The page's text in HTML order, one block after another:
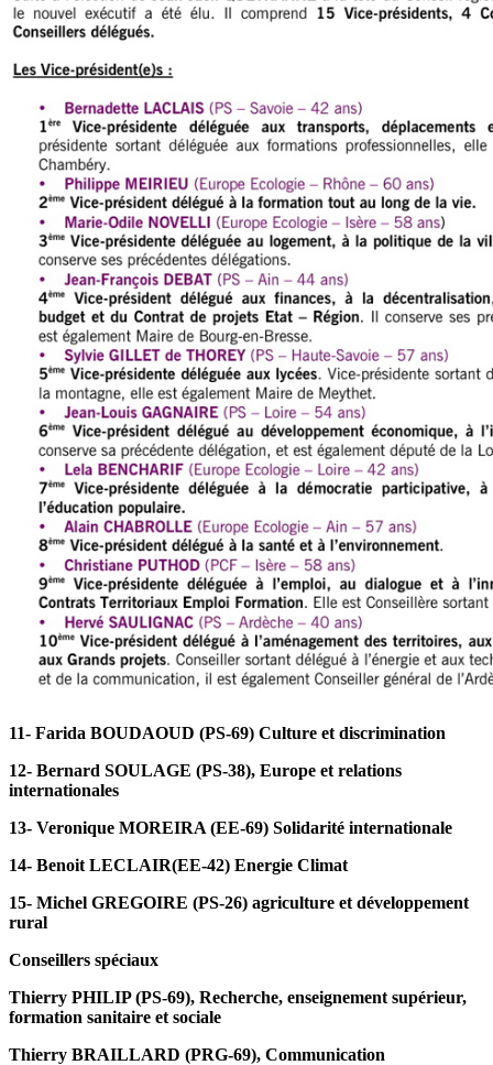
11- Farida BOUDAOUD (PS-69) Culture et discrimination
12- Bernard SOULAGE (PS-38), Europe et relations
internationales
13- Veronique MOREIRA (EE-69) Solidarité internationale
14- Benoit LECLAIR(EE-42) Energie Climat
15- Michel GREGOIRE (PS-26) agriculture et développement
rural
Conseillers spéciaux
Thierry PHILIP (PS-69), Recherche, enseignement supérieur,
formation sanitaire et sociale
Thierry BRAILLARD (PRG-69), Communication